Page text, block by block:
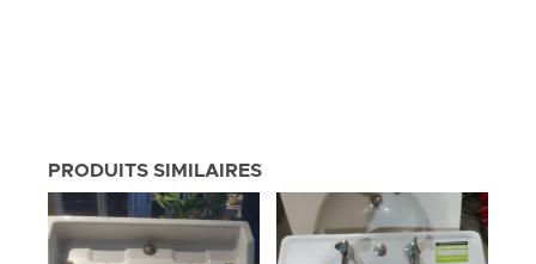
PRODUITS SIMILAIRES